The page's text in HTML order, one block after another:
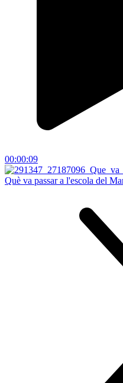
00:00:09
Què va passar a l'escola del